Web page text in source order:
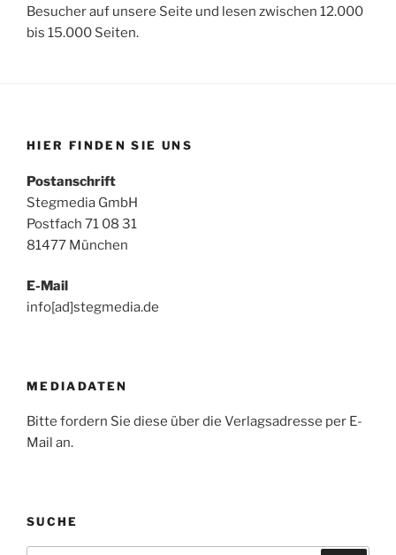
Besucher auf unsere Seite und lesen zwischen 12.000
bis 15.000 Seiten.
HIER FINDEN SIE UNS
Postanschrift
Stegmedia GmbH
Postfach 71 08 31
81477 München
E-Mail
info[ad]stegmedia.de
MEDIADATEN
Bitte fordern Sie diese über die Verlagsadresse per E-
Mail an.
SUCHE